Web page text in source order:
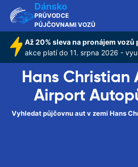
Dánsko
PRŮVODCE
PŮJČOVNAMI VOZŮ
Až 20% sleva na pronájem vozů
akce platí do 11. srpna 2026 -
Hans Christian
Airport
Vyhledat půjčovnu aut v zemi Hans